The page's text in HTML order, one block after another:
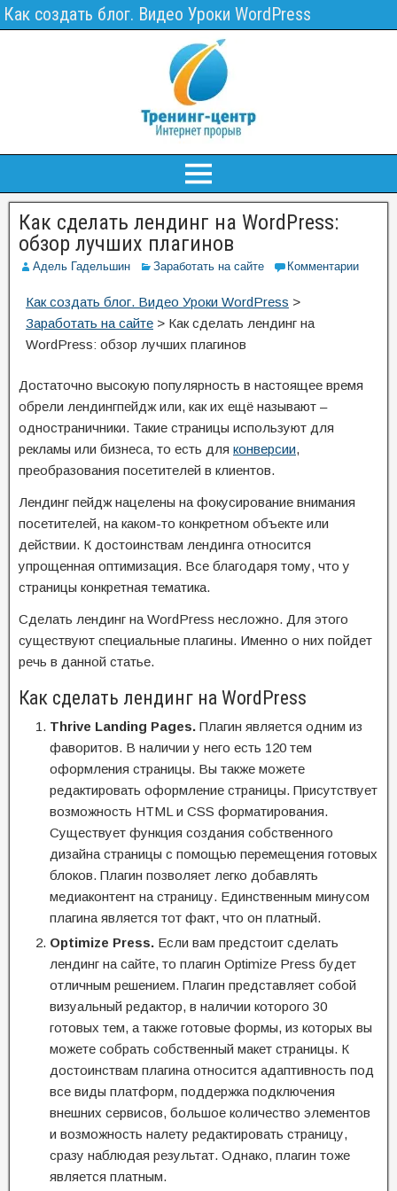
Как создать блог. Видео Уроки WordPress
Как сделать лендинг на WordPress:
обзор лучших плагинов
Адель Гадельшин Заработать на сайте Комментарии
Как создать блог. Видео Уроки WordPress >
Заработать на сайте > Как сделать лендинг на
WordPress: обзор лучших плагинов
Достаточно высокую популярность в настоящее время
обрели лендингпейдж или, как их ещё называют –
одностраничники. Такие страницы используют для
рекламы или бизнеса, то есть для конверсии,
преобразования посетителей в клиентов.
Лендинг пейдж нацелены на фокусирование внимания
посетителей, на каком-то конкретном объекте или
действии. К достоинствам лендинга относится
упрощенная оптимизация. Все благодаря тому, что у
страницы конкретная тематика.
Сделать лендинг на WordPress несложно. Для этого
существуют специальные плагины. Именно о них пойдет
речь в данной статье.
Как сделать лендинг на WordPress
Thrive Landing Pages. Плагин является одним из
фаворитов. В наличии у него есть 120 тем
оформления страницы. Вы также можете
редактировать оформление страницы. Присутствует
возможность HTML и CSS форматирования.
Существует функция создания собственного
дизайна страницы с помощью перемещения готовых
блоков. Плагин позволяет легко добавлять
медиаконтент на страницу. Единственным минусом
плагина является тот факт, что он платный.
Optimize Press. Если вам предстоит сделать
лендинг на сайте, то плагин Optimize Press будет
отличным решением. Плагин представляет собой
визуальный редактор, в наличии которого 30
готовых тем, а также готовые формы, из которых вы
можете собрать собственный макет страницы. К
достоинствам плагина относится адаптивность под
все виды платформ, поддержка подключения
внешних сервисов, большое количество элементов
и возможность налету редактировать страницу,
сразу наблюдая результат. Однако, плагин тоже
является платным.